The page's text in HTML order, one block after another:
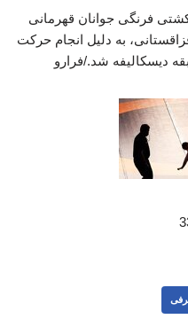
ایران در کشتی فرنگی جوانان قهرمانی
به دلیل انجام حرکت
دیسکالیفه شد./فرارو